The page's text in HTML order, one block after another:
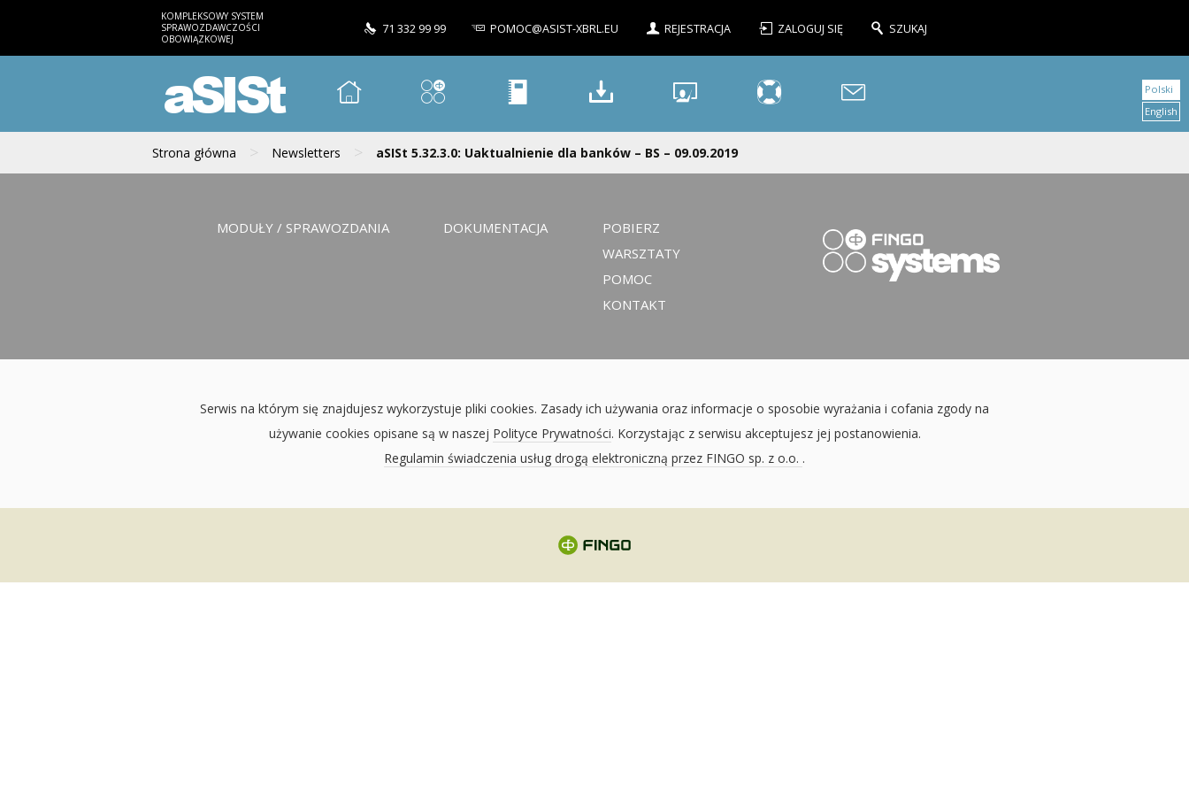
KOMPLEKSOWY SYSTEM
SPRAWOZDAWCZOŚCI
OBOWIĄZKOWEJ
71 332 99 99 POMOC@ASIST-XBRL.EU REJESTRACJA ZALOGUJ SIĘ SZUKAJ
aSISt
Strona główna > Newsletters > aSISt 5.32.3.0: Uaktualnienie dla banków – BS – 09.09.2019
Polski
English
MODUŁY / SPRAWOZDANIA DOKUMENTACJA
POBIERZ
WARSZTATY
POMOC
KONTAKT
Serwis na którym się znajdujesz wykorzystuje pliki cookies. Zasady ich używania oraz informacje o sposobie wyrażania i cofania zgody na
używanie cookies opisane są w naszej Polityce Prywatności. Korzystając z serwisu akceptujesz jej postanowienia.
Regulamin świadczenia usług drogą elektroniczną przez FINGO sp. z o.o. .